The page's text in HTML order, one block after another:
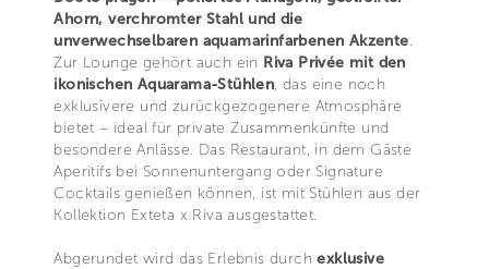
Ahorn, verchromter Stahl und die
unverwechselbaren aquamarinfarbenen Akzente.
Zur Lounge gehört auch ein Riva Privée mit den
ikonischen Aquarama-Stühlen, das eine noch
exklusivere und zurückgezogenere Atmosphäre
bietet – ideal für private Zusammenkünfte und
besondere Anlässe. Das Restaurant, in dem Gäste
Aperitifs bei Sonnenuntergang oder Signature
Cocktails genießen können, ist mit Stühlen aus der
Kollektion Exteta x Riva ausgestattet.
Abgerundet wird das Erlebnis durchexklusive